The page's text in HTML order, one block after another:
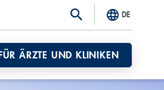
DE
FÜR ÄRZTE UND KLINIKEN